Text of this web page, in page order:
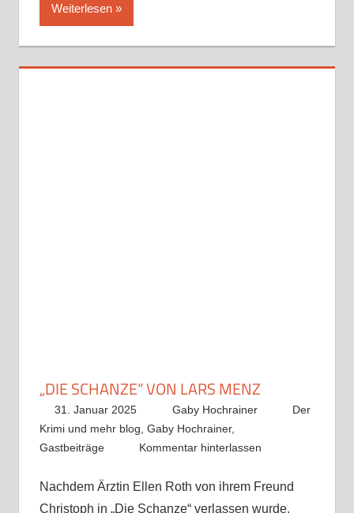
Weiterlesen
„DIE SCHANZE“ VON LARS MENZ
31. Januar 2025 Gaby Hochrainer
Der
Krimi und mehr blog Gaby Hochrainer,
Gastbeiträge
Kommentar hinterlassen
Nachdem Ärztin Ellen Roth von ihrem Freund
Christoph in „Die Schanze“ verlassen wurde,